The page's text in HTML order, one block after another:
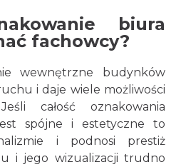
biura
fachowcy?
wewnętrzne budynków
i daje wiele możliwości
całość oznakowania
spójne i estetyczne to
i podnosi prestiż
i jego wizualizacji trudno